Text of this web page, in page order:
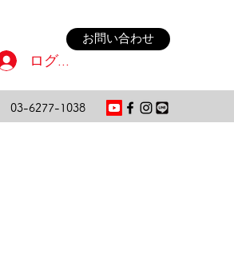
お問い合わせ
03-6277-1038
ログイン